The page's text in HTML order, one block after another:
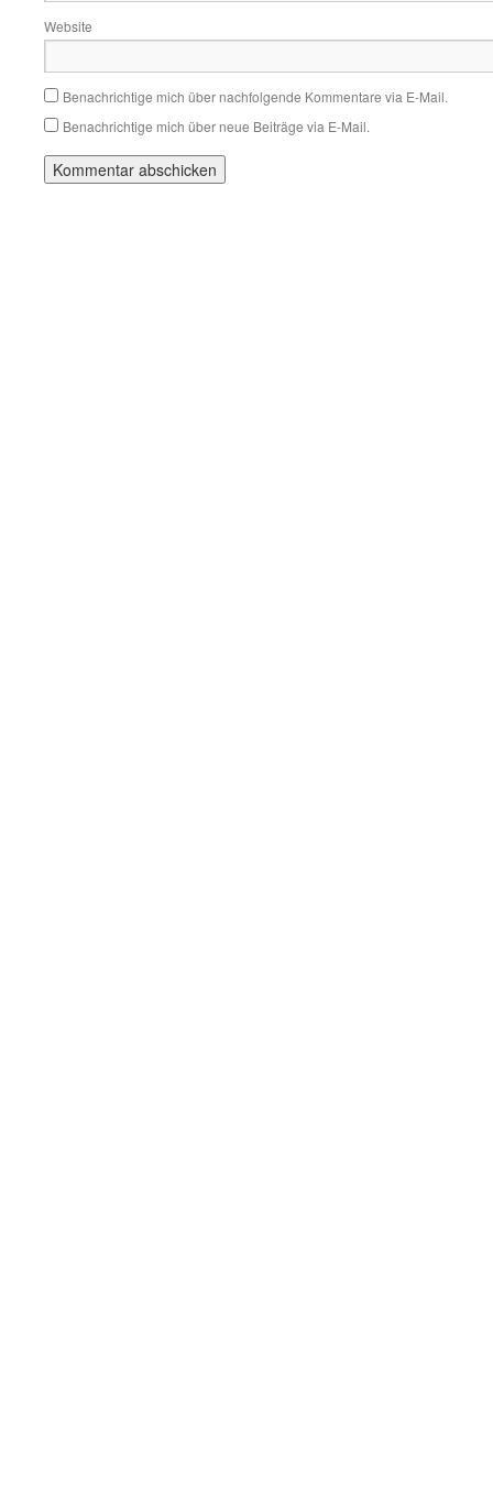
Website
Benachrichtige mich über nachfolgende Kommentare via E-Mail.
Benachrichtige mich über neue Beiträge via E-Mail.